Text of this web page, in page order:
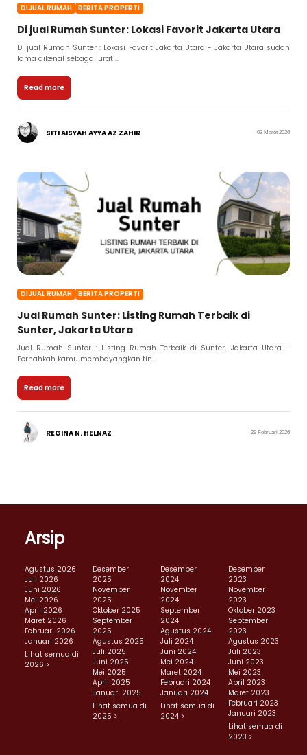
DIJUAL RUMAH BERITA PROPERTI
Di jual Rumah Sunter: Lokasi Favorit Jakarta Utara
Di jual Rumah Sunter : Lokasi Favorit Jakarta Utara - Jakarta Utara sudah
lama dikenal sebagai urat ...
Read more
SITI AISYAH AYYA AZ ZAHIR 03 Maret 2026
DIJUAL RUMAH BERITA PROPERTI
Jual Rumah Sunter: Listing Rumah Terbaik di
Sunter, Jakarta Utara
Jual Rumah Sunter : Listing Rumah Terbaik di Sunter, Jakarta Utara -
Pernahkah kamu membayangkan tin...
Read more
REGINA N. HELNAZ 23 Februari 2026
Arsip
Agustus 2026
Juli 2026
Juni 2026
Mei 2026
April 2026
Maret 2026
Februari 2026
Januari 2026
Lihat semua di
2026 >
Desember
2025
November
2025
Oktober 2025
September
2025
Agustus 2025
Juli 2025
Juni 2025
Mei 2025
April 2025
Januari 2025
Lihat semua di
2025 >
Desember
2024
November
2024
September
2024
Agustus 2024
Juli 2024
Juni 2024
Mei 2024
Maret 2024
Februari 2024
Januari 2024
Lihat semua di
2024 >
Desember
2023
November
2023
Oktober 2023
September
2023
Agustus 2023
Juli 2023
Juni 2023
Mei 2023
April 2023
Maret 2023
Februari 2023
Januari 2023
Lihat semua di
2023 >